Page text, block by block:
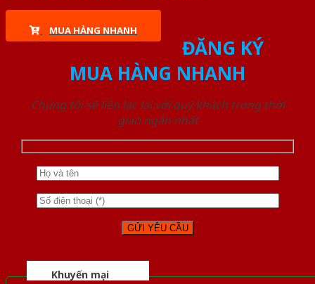
MUA HÀNG NHANH
ĐĂNG KÝ
MUA HÀNG NHANH
Chúng tôi sẽ liên lạc lại với quý khách trong thời
gian ngắn nhất
Khuyến mại